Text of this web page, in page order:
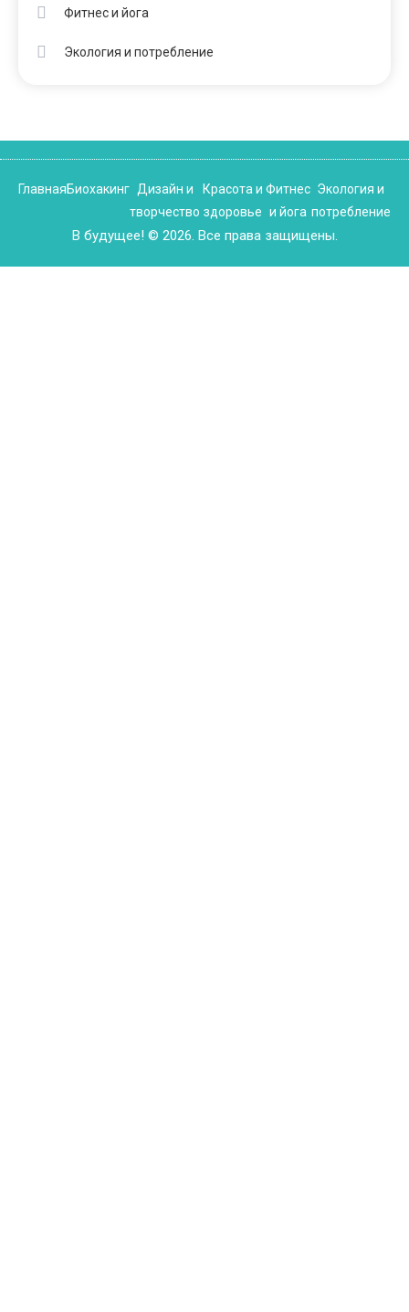
Фитнес и йога
Экология и потребление
ГлавнаяБиохакинг Дизайн и
творчество
Красота и
здоровье
Фитнес
и йога
Экология и
потребление
В будущее! © 2026. Все права защищены.